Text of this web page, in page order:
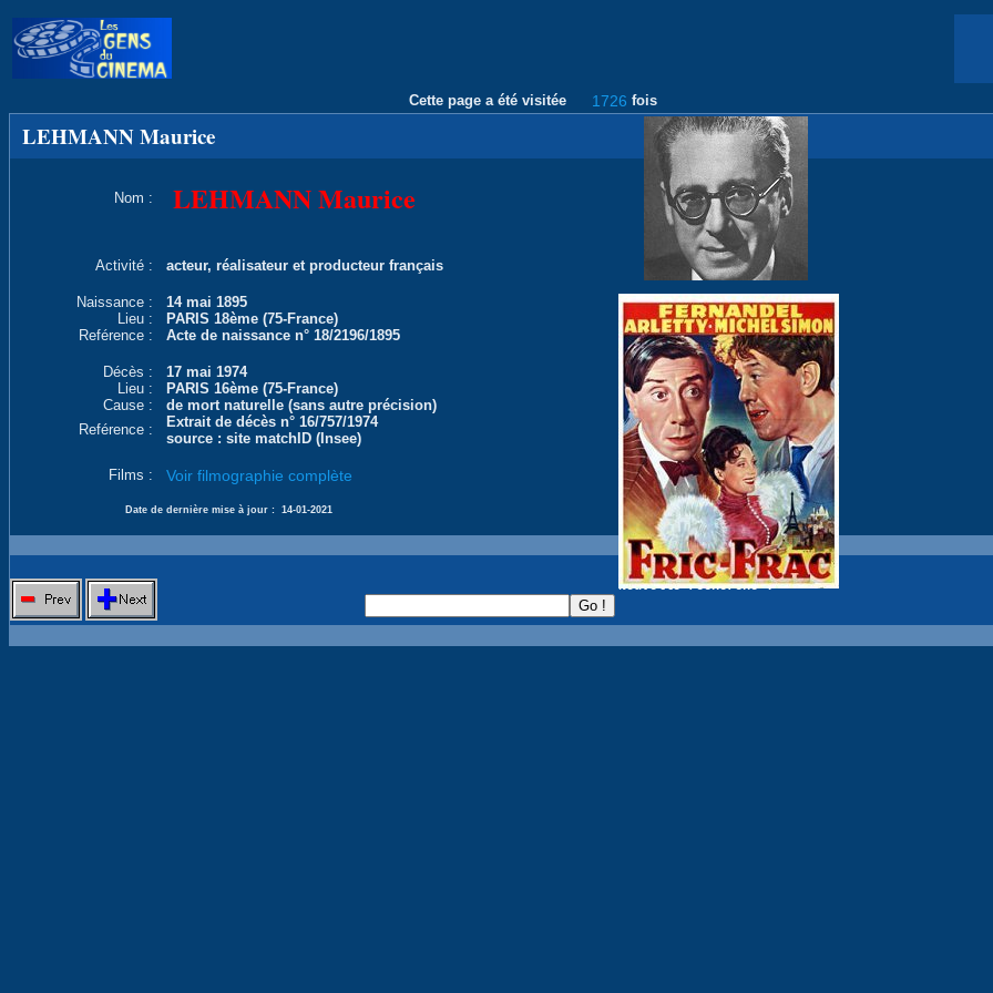
Cette page a été visitée 1726 fois
LEHMANN Maurice
Nom : LEHMANN Maurice
Activité : acteur, réalisateur et producteur français
Naissance :
14 mai 1895
Lieu :
PARIS 18ème (75-France)
Reférence :
Acte de naissance n° 18/2196/1895
Décès :
17 mai 1974
Lieu :
PARIS 16ème (75-France)
Cause :
de mort naturelle (sans autre précision)
Reférence :
Extrait de décès n° 16/757/1974
source : site matchID (Insee)
Films : Voir filmographie complète
Date de dernière mise à jour : 14-01-2021
Nouvelle recherche :